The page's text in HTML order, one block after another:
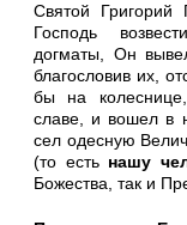
Святой Григорий
Господь
догматы, Он
благословив их,
бы на
славе, и вошел в
сел одесную
(то есть нашу
Божества, так и